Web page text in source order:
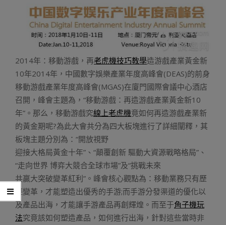
2014年：移動游戲，再老虎機技巧教學造游戲產業黃金新
10年2014年，中國數字娛樂產業年度高峰會(DEAS)的前身
移動游戲產業年度高峰會(MGAS)在廈門國際會議中心酒店
召開，峰會主題為，“移動游戲：再造游戲產業黃金新10
年”。那么，移動游戲究線上老虎機竟如何再造游戲產業新
的黃金期呢?為此大會共分為四大板塊進行了詳細闡釋，其
板塊主題分別為：“開放視野
迎接大格局黃金十年”、“顛覆創新 驅動大資源戰略格局”、
“走向世界 博弈大競合全球市場”及“挑戰未來
共贏大突破變革紅利”。峰會核心觀點為：移動業務只有歷
經變革，才能塑造出優秀的手游;而手游分發渠道的優化以
及產品出海，才能讓手游產品再創輝煌。而至于角子機玩
法究竟該如何塑造產品，如何進行出海，針對這些當時非